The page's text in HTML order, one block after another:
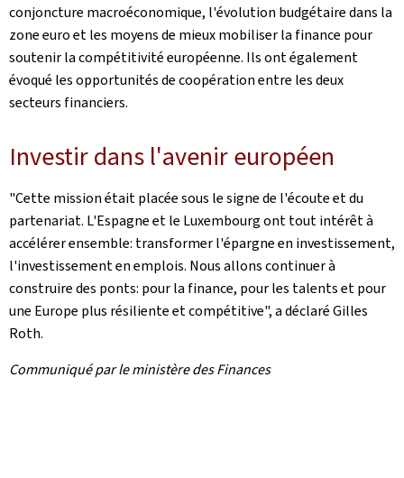
conjoncture macroéconomique, l'évolution budgétaire dans la
zone euro et les moyens de mieux mobiliser la finance pour
soutenir la compétitivité européenne. Ils ont également
évoqué les opportunités de coopération entre les deux
secteurs financiers.
Investir dans l'avenir européen
"Cette mission était placée sous le signe de l'écoute et du
partenariat. L'Espagne et le Luxembourg ont tout intérêt à
accélérer ensemble: transformer l'épargne en investissement,
l'investissement en emplois. Nous allons continuer à
construire des ponts: pour la finance, pour les talents et pour
une Europe plus résiliente et compétitive", a déclaré Gilles
Roth.
Communiqué par le ministère des Finances